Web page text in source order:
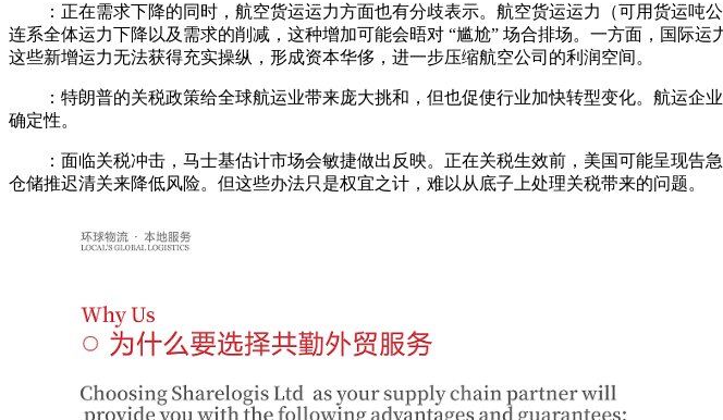
：正在需求下降的同时，航空货运运力方面也有分歧表示。航空货运运力（可用货运吨
连系全体运力下降以及需求的削减，这种增加可能会晤对 “尴尬” 场合排场。一方面，国际
这些新增运力无法获得充实操纵，形成资本华侈，进一步压缩航空公司的利润空间。
：特朗普的关税政策给全球航运业带来庞大挑和，但也促使行业加快转型变化。航运企
确定性。
：面临关税冲击，马士基估计市场会敏捷做出反映。正在关税生效前，美国可能呈现告
仓储推迟清关来降低风险。但这些办法只是权宜之计，难以从底子上处理关税带来的问题。